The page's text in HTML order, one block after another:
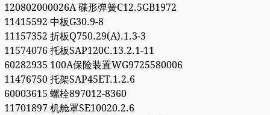
120802000026A 碟形弹簧C12.5GB1972
11415592 中板G30.9-8
11157352 折板Q750.29(A).1.3-3
11574076 托板SAP120C.13.2.1-11
60282935 100A保险装置WG9725580006
11476750 托架SAP45ET.1.2.6
60003615 螺栓897012-8360
11701897 机舱罩SE10020.2.6